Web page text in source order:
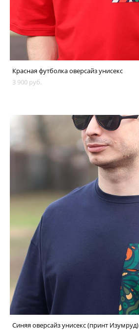
Красная футболка оверсайз унисекс
3 900 pуб.
Синяя оверсайз унисекс (принт Изумруд)